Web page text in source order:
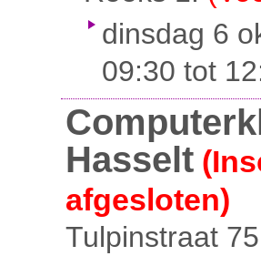
dinsdag 6
09:30 tot
Hasselt
afgesloten)
Tulpinstraat 75